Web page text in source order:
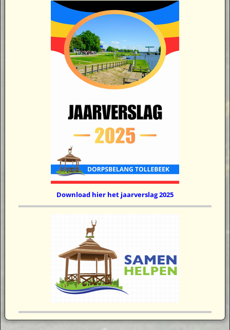
Download hier het jaarverslag 2025